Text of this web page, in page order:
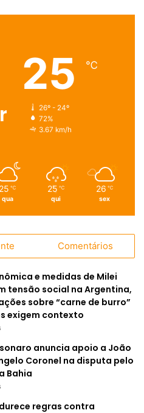
25 ℃
26º - 24º
72%
3.67 km/h
25 ℃
qua
25 ℃
qui
26 ℃
sex
Comentários
e medidas de Milei
tensão social na Argentina,
sobre “carne de burro”
exigem contexto
anuncia apoio a João
Coronel na disputa pelo
Bahia
regras contra